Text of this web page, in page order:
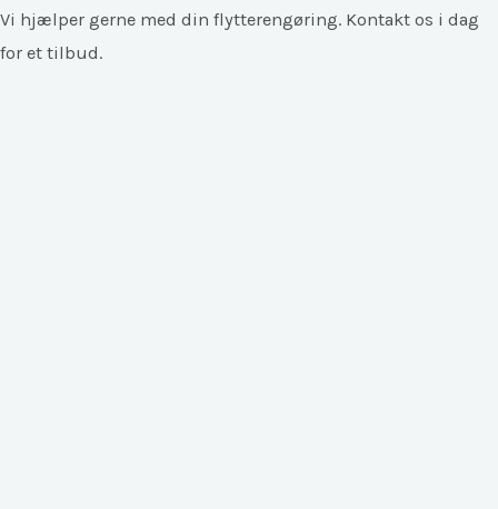
Vi hjælper gerne med din flytterengøring. Kontakt os i dag
for et tilbud.